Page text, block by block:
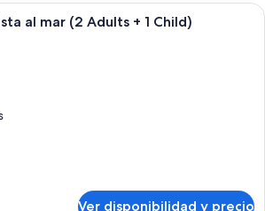
Ropa de cama de alta calidad,
al mar (2 Adults + 1 Child)
Ver disponibilidad y precio